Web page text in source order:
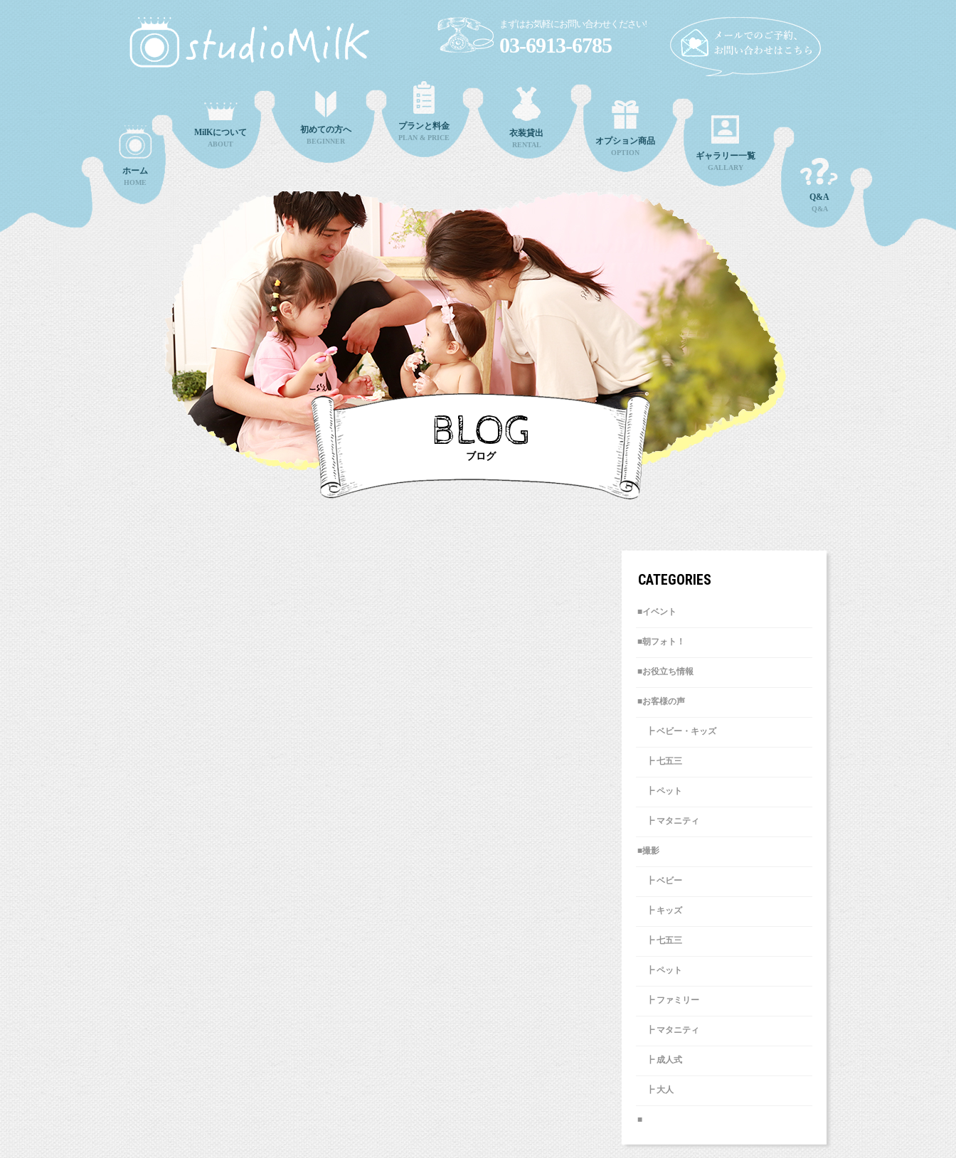
まずはお気軽にお問い合わせください!
03-6913-6785
ホーム
HOME
MilKについて
ABOUT
初めての方へ
BEGINNER
プランと料金
PLAN & PRICE 衣装貸出
RENTAL オプション商品
OPTION ギャラリー一覧
GALLARY
Q&A
Q&A
BLOG
ブログ
CATEGORIES
■イベント
■朝フォト！
■お役立ち情報
■お客様の声
┣ ベビー・キッズ
┣ 七五三
┣ ペット
┣ マタニティ
■撮影
┣ ベビー
┣ キッズ
┣ 七五三
┣ ペット
┣ ファミリー
┣ マタニティ
┣ 成人式
┣ 大人
■